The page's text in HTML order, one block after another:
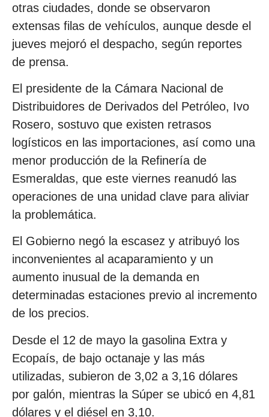
otras ciudades, donde se observaron
extensas filas de vehículos, aunque desde el
jueves mejoró el despacho, según reportes
de prensa.
El presidente de la Cámara Nacional de
Distribuidores de Derivados del Petróleo, Ivo
Rosero, sostuvo que existen retrasos
logísticos en las importaciones, así como una
menor producción de la Refinería de
Esmeraldas, que este viernes reanudó las
operaciones de una unidad clave para aliviar
la problemática.
El Gobierno negó la escasez y atribuyó los
inconvenientes al acaparamiento y un
aumento inusual de la demanda en
determinadas estaciones previo al incremento
de los precios.
Desde el 12 de mayo la gasolina Extra y
Ecopaís, de bajo octanaje y las más
utilizadas, subieron de 3,02 a 3,16 dólares
por galón, mientras la Súper se ubicó en 4,81
dólares y el diésel en 3,10.